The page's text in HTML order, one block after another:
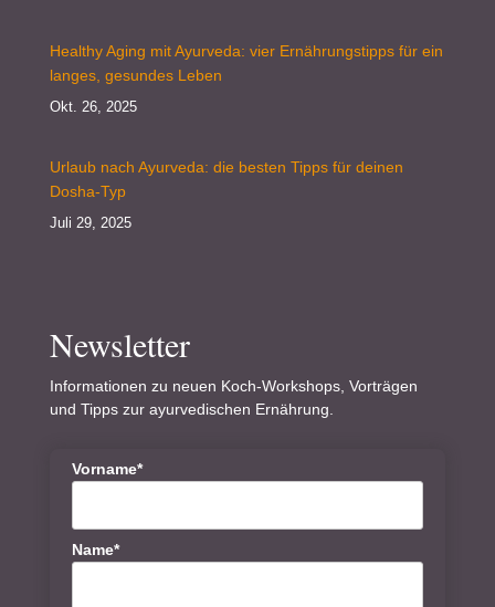
Healthy Aging mit Ayurveda: vier Ernährungstipps für ein
langes, gesundes Leben
Okt. 26, 2025
Urlaub nach Ayurveda: die besten Tipps für deinen
Dosha-Typ
Juli 29, 2025
Newsletter
Informationen zu neuen Koch-Workshops, Vorträgen
und Tipps zur ayurvedischen Ernährung.
Vorname*
Name*